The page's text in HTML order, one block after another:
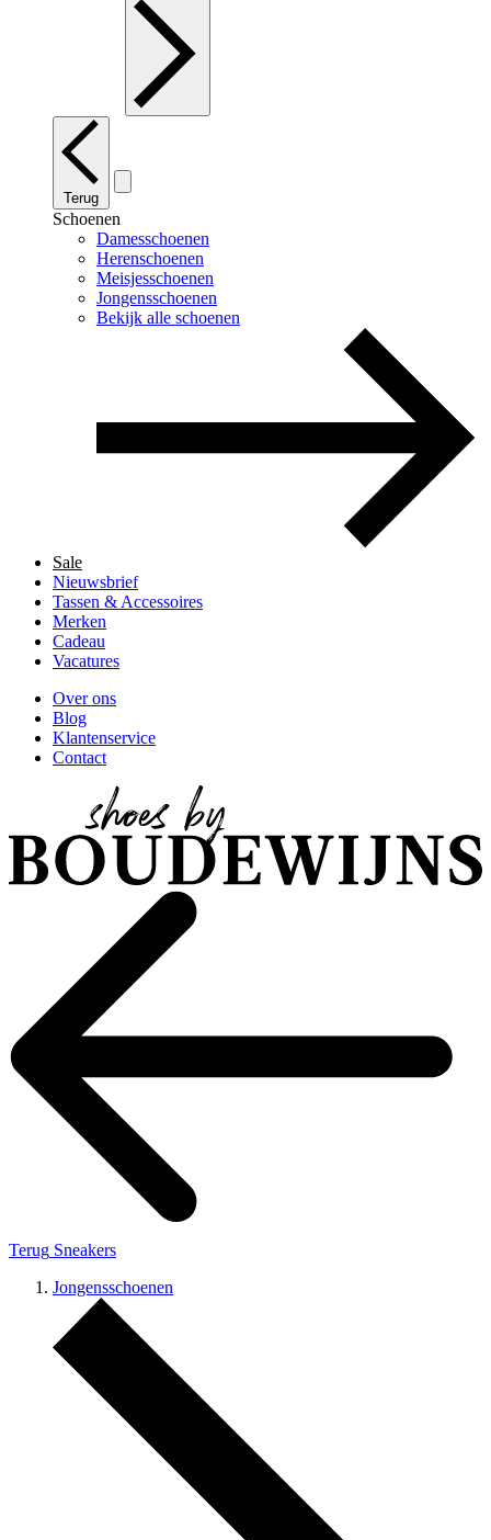
Terug
Schoenen
Damesschoenen
Herenschoenen
Meisjesschoenen
Jongensschoenen
Bekijk alle schoenen
Sale
Nieuwsbrief
Tassen & Accessoires
Merken
Cadeau
Vacatures
Over ons
Blog
Klantenservice
Contact
Terug Sneakers
Jongensschoenen